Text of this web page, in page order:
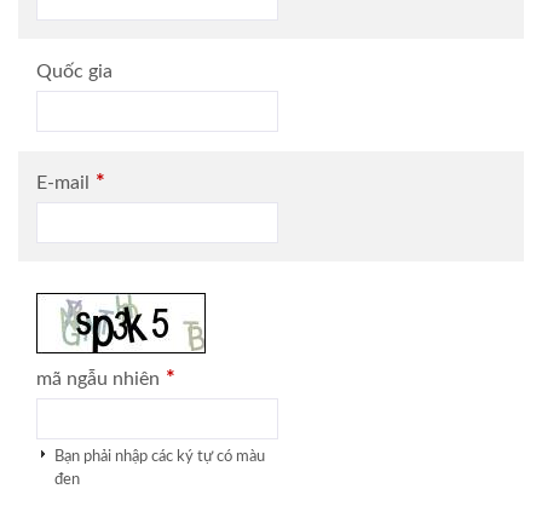
Quốc gia
E-mail *
mã ngẫu nhiên *
Bạn phải nhập các ký tự có màu
đen